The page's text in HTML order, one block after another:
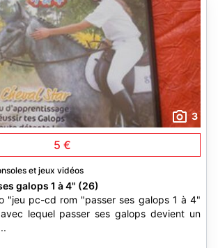
3
5 €
et jeux vidéos
galops 1 à 4" (26)
"jeu pc-cd rom "passer ses galops 1 à 4"
lequel passer ses galops devient un